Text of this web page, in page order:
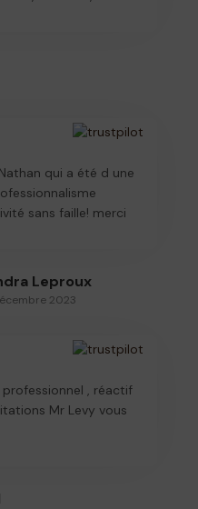
qui a été d une
sans faille! merci
Leproux
2023
, réactif
Mr Levy vous